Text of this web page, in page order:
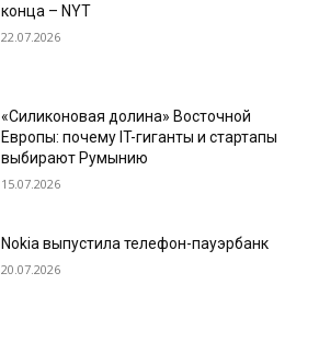
конца – NYT
22.07.2026
«Силиконовая долина» Восточной
Европы: почему IT-гиганты и стартапы
выбирают Румынию
15.07.2026
Nokia выпустила телефон-пауэрбанк
20.07.2026